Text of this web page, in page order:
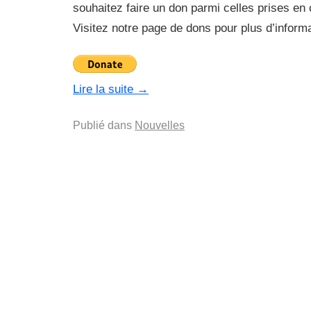
souhaitez faire un don parmi celles prises en
Visitez notre page de dons pour plus
Lire la suite →
Publié dans Nouvelles